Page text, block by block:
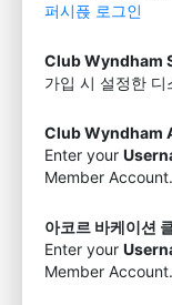
퍼시픉 로그인
Club Wyndham
가입 시 설정한
Club Wyndham
Enter your
Member Account.
아코르 바케이션
Enter your
Member Account.